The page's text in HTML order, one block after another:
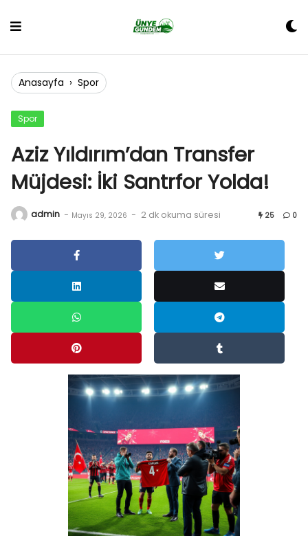
Anasayfa › Spor
Spor
Aziz Yıldırım’dan Transfer
Müjdesi: İki Santrfor Yolda!
admin - Mayıs 29, 2026 - 2 dk okuma süresi 25 0